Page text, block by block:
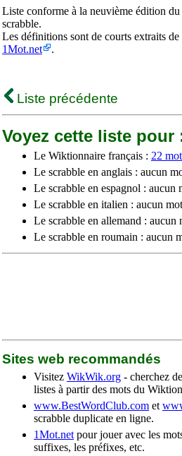
Liste conforme à la neuvième édition
scrabble.
Les définitions sont de courts extraits de
1Mot.net
.
Liste précédente
Voyez cette liste pour
Le Wiktionnaire français : 22
Le scrabble en anglais : aucun
Le scrabble en espagnol : aucun
Le scrabble en italien : aucun mot
Le scrabble en allemand : aucun
Le scrabble en roumain : aucun
Sites web recommandés
Visitez WikWik.org - cherchez
listes à partir des mots du
www.BestWordClub.com et
scrabble duplicate en ligne.
1Mot.net pour jouer avec les
suffixes, les préfixes, etc.